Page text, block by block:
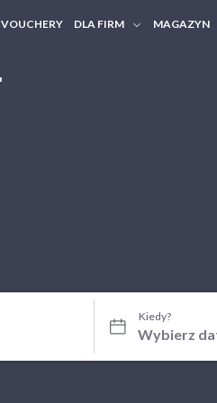
VOUCHERY DLA FIRM MAGAZYN
Kiedy?